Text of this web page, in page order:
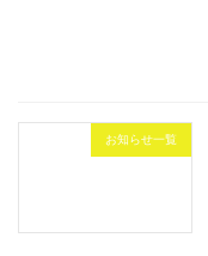
お知らせ一覧